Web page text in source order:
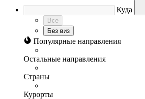
Куда
Все
Без виз
Популярные направления
Остальные направления
Страны
Курорты